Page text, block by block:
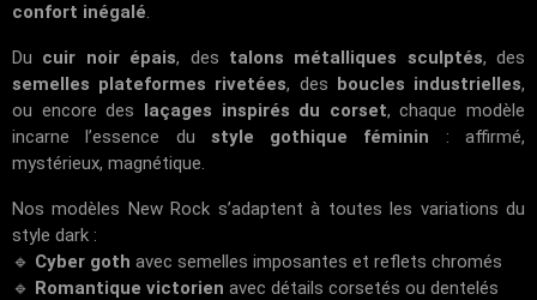
confort inégalé.
Du cuir noir épais, des talons métalliques sculptés, des
semelles plateformes rivetées, des boucles industrielles,
ou encore des laçages inspirés du corset, chaque modèle
incarne l’essence du style gothique féminin : affirmé,
mystérieux, magnétique.
Nos modèles New Rock s’adaptent à toutes les variations du
style dark :
🔹 Cyber goth avec semelles imposantes et reflets chromés
🔹 Romantique victorien avec détails corsetés ou dentelés